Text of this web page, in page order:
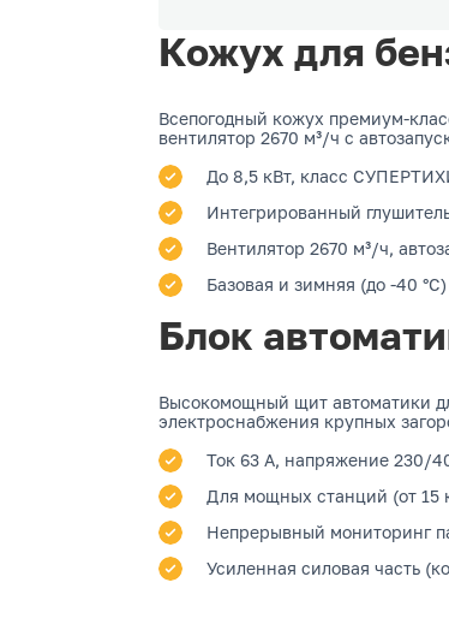
Кожух для
Всепогодный кожух премиум-
вентилятор 2670 м³/ч с
До 8,5 кВт, класс
Интегрированный
Вентилятор 2670 м³/ч,
Базовая и зимняя (до -40
Блок
Высокомощный щит автоматики
электроснабжения крупных
Ток 63 А, напряжение 230/
Для мощных станций (от 15
Непрерывный мониторинг
Усиленная силовая часть